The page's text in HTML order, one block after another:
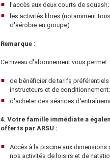
l’accès aux deux courts de squash;
les activités libres (notamment
d'aérobie en groupe)
Remarque :
Ce niveau d'abonnement vous permet :
de bénéficier de tarifs
instructeurs et de conditionnement;
d'acheter des séances
4. Votre famille immédiate a
offerts par ARSU :
Accès à la piscine aux
nos activités de loisirs et de